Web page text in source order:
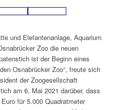
und Elefantenanlage, Aquarium
Zoo die neuen
ist der Beginn eines
Osnabrücker Zoo“, freute sich
der Zoogesellschaft
am 6. Mai 2021 darüber, dass
für 5.000 Quadratmeter